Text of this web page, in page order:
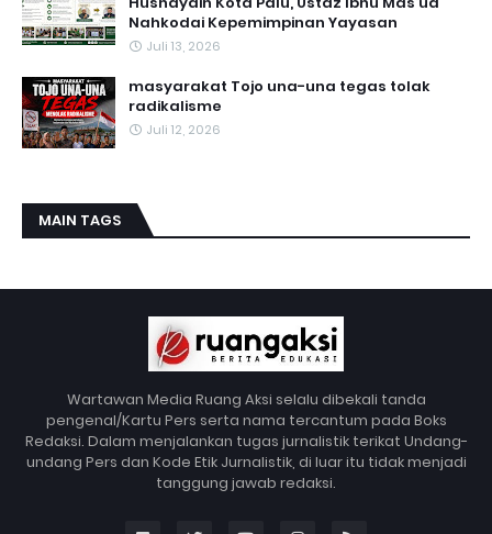
Nahkodai Kepemimpinan Yayasan
Juli 13, 2026
masyarakat Tojo una-una tegas tolak
radikalisme
Juli 12, 2026
MAIN TAGS
Wartawan Media Ruang Aksi selalu dibekali tanda
pengenal/Kartu Pers serta nama tercantum pada Boks
Redaksi. Dalam menjalankan tugas jurnalistik terikat Undang-
undang Pers dan Kode Etik Jurnalistik, di luar itu tidak menjadi
tanggung jawab redaksi.